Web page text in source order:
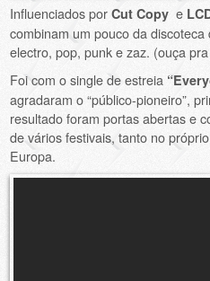
Influenciados porCut Copy e
combinam um pouco da
electro, pop, punk e zaz. (ouça
Foi com o single de estreia
agradaram o “público-pioneiro”,
resultado foram portas abertas e
de vários festivais, tanto no
Europa.